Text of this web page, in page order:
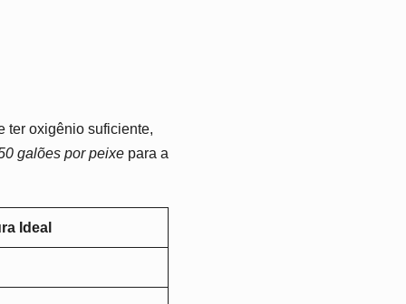
ter oxigênio suficiente,
galões por peixepara a
Ideal